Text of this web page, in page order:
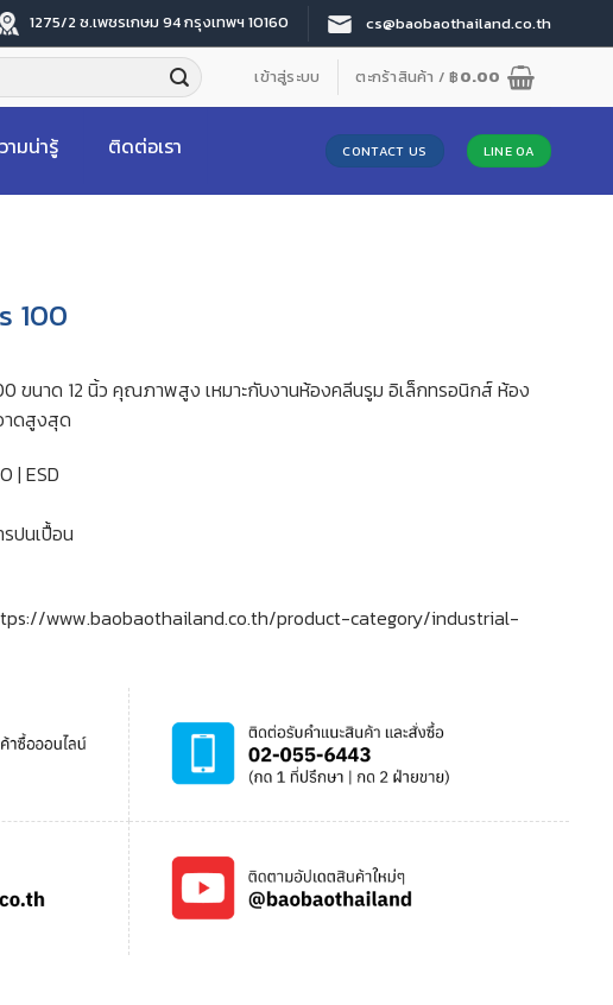
1275/2 ซ.เพชรเกษม 94 กรุงเทพฯ 10160 cs@baobaothailand.co.th
เข้าสู่ระบบ ตะกร้าสินค้า /฿0.00
ามน่ารู้ ติดต่อเรา CONTACT US LINE OA
100
ขนาด 12 นิ้ว คุณภาพสูง เหมาะกับงานห้องคลีนรูม อิเล็กทรอนิกส์ ห้อง
าดสูงสุด
| ESD
ปนเปื้อน
www.baobaothailand.co.th/product-category/industrial-